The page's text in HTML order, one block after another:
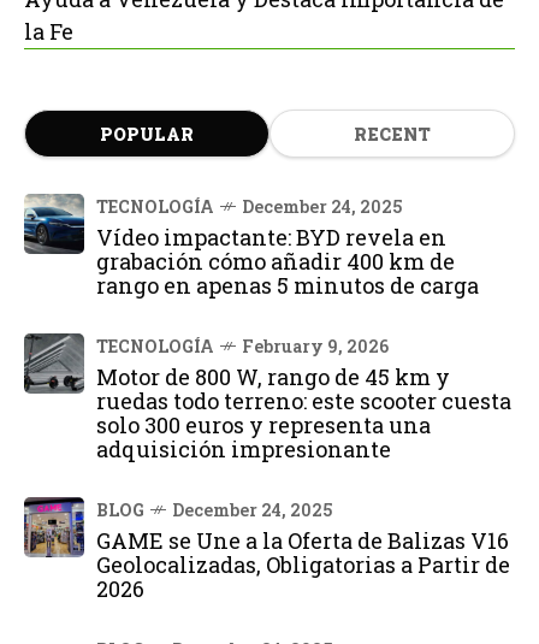
la Fe
POPULAR RECENT
TECNOLOGÍA December 24, 2025
Vídeo impactante: BYD revela en
grabación cómo añadir 400 km de
rango en apenas 5 minutos de carga
TECNOLOGÍA February 9, 2026
Motor de 800 W, rango de 45 km y
ruedas todo terreno: este scooter cuesta
solo 300 euros y representa una
adquisición impresionante
BLOG December 24, 2025
GAME se Une a la Oferta de Balizas V16
Geolocalizadas, Obligatorias a Partir de
2026